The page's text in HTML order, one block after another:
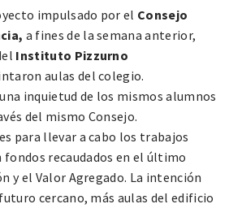
impulsado por el Consejo
a fines de la semana anterior,
Instituto Pizzurno
aulas del colegio.
inquietud de los mismos alumnos
del mismo Consejo.
para llevar a cabo los trabajos
fondos recaudados en el último
y el Valor Agregado. La intención
cercano, más aulas del edificio